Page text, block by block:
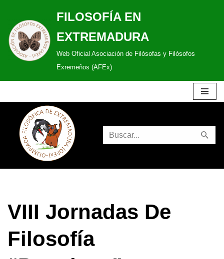
Saltar
al
contenido
FILOSOFÍA EN
EXTREMADURA
Web Oficial Asociación de Filósofas y Filósofos
Exremeños (AFEx)
VIII Jornadas De
Filosofía